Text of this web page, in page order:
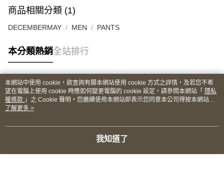
商品相關分類 (1)
DECEMBERMAY MEN PANTS
本分類熱銷全站排行
熱門標籤
本網站中使用 cookie，欲查詢有關本網站使用 cookie 方式之詳情，及若您不希
望在電腦上使用 cookie 時應如何變更電腦的 cookie 設定，請參閱本網站「 隱私
權條款 」之 Cookie 聲明。您繼續使用本網站即表示您同意本公司得按本網站使
用條款之 Cookie 聲明使用 cookie。
了解更多 >
我知道了